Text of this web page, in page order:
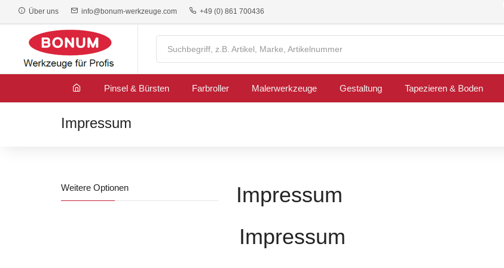
Über uns info@bonum-werkzeuge.com +49 (0) 861 700436
Pinsel & Bürsten Farbroller Malerwerkzeuge Gestaltung Tapezieren & Boden
Impressum
Weitere Optionen
Impressum
Impressum